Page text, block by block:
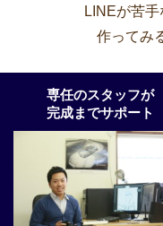
LINEが苦手
作ってみ
専任のスタッフが
完成までサポート